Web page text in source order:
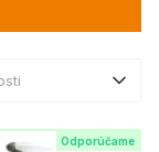
Odporúčame